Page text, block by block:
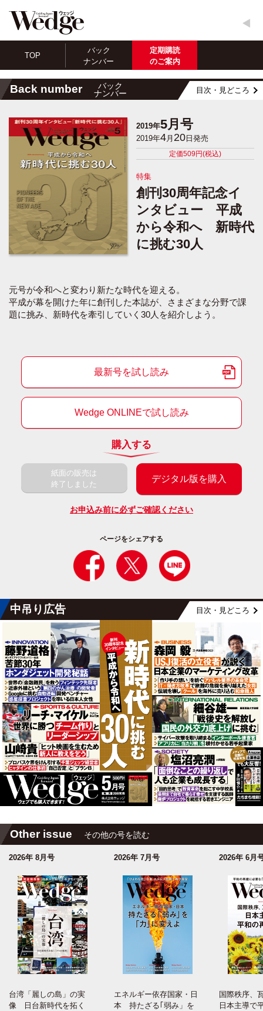
TOP
バック
ナンバー
定期購読
のご案内
Back number
バック
ナンバー
目次・見どころ
2019年5月号
2019年4月 20日発売
定価509円(税込)
特集
創刊30周年記念イ
ンタビュー 平成
から令和へ 新時代
に挑む30人
元号が令和へと変わり新たな時代を迎える。
平成が幕を開けた年に創刊した本誌が、さまざまな分野で課
題に挑み、新時代を牽引していく30人を紹介しよう。
最新号を試し読み
Wedge ONLINEで試し読み
購入する
紙面の販売は
終了しました
デジタル版を購入
お申込み前に必ずご確認ください
ページをシェアする
中吊り広告 目次・見どころ
Other issue その他の号を読む
2026年 8月号
台湾「麗しの島」の実
像 日台新時代を拓く
2026年 7月号
エネルギー依存国家・日
本 持たざる｢弱み」を
2026年 6月
国際秩序
日本主導で